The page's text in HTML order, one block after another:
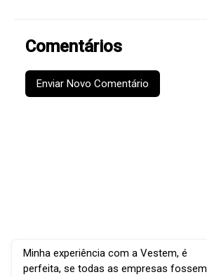
Comentários
Enviar Novo Comentário
Minha experiência com a Vestem, é
perfeita, se todas as empresas fossem